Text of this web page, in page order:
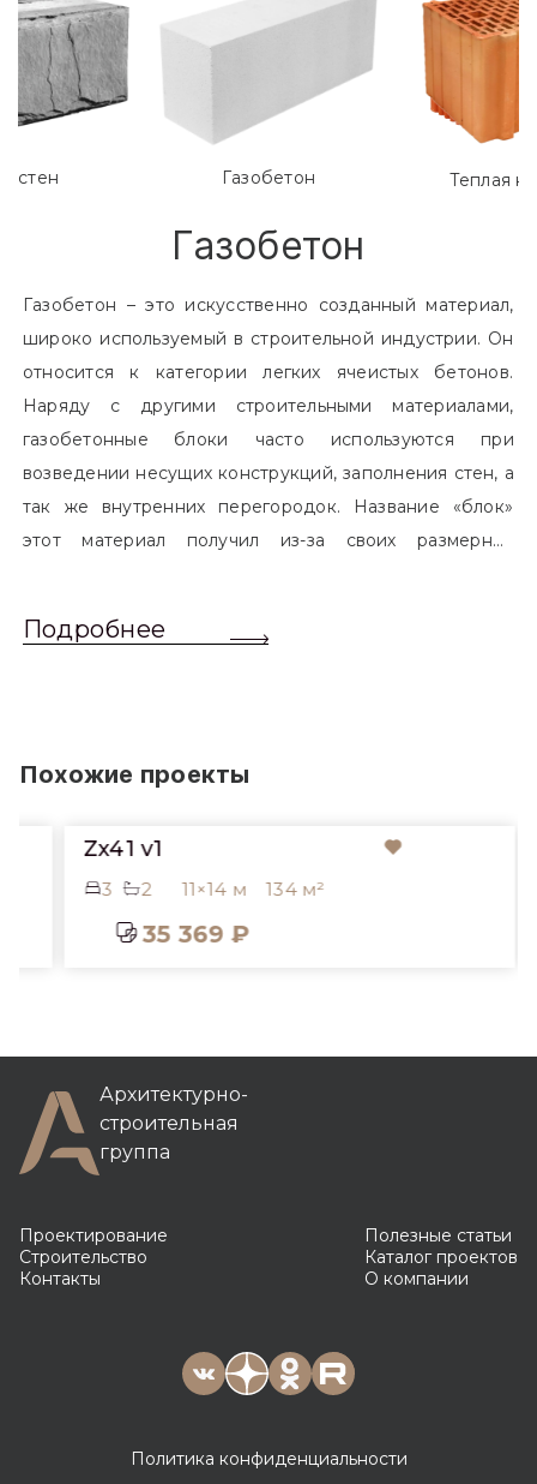
Газобетон Теплая
Газобетон
Газобетон – это искусственно созданный материал,
широко используемый в строительной индустрии. Он
относится к категории легких ячеистых бетонов.
Наряду с другими строительными материалами,
газобетонные блоки часто используются при
возведении несущих конструкций, заполнения стен, а
так же внутренних перегородок. Название «блок»
этот материал получил из-за своих размерных
обычный одинарный кирпич. Размер блоков различен
Подробнее
Похожие проекты
Zx41 v1
3 2 11×14 м 134 м²
35 369 ₽
Архитектурно-
строительная
группа
Проектирование
Строительство
Контакты
Полезные статьи
Каталог проектов
О компании
Политика конфиденциальности